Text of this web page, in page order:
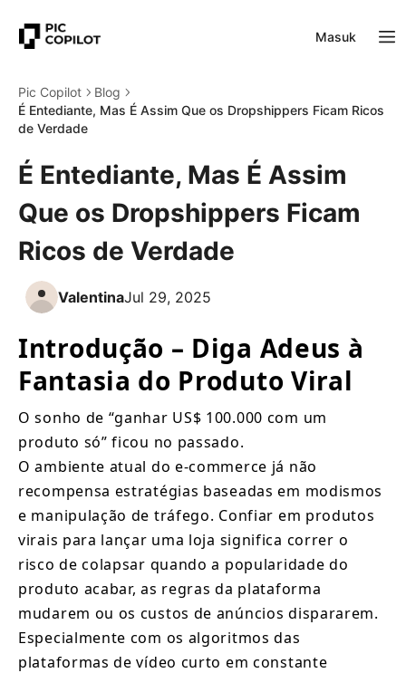
Masuk
Pic Copilot
Blog
É Entediante, Mas É Assim Que os Dropshippers Ficam Ricos
de Verdade
É Entediante, Mas É Assim
Que os Dropshippers Ficam
Ricos de Verdade
ValentinaJul 29, 2025
Introdução – Diga Adeus à
Fantasia do Produto Viral
O sonho de “ganhar US$ 100.000 com um
produto só” ficou no passado.
O ambiente atual do e-commerce já não
recompensa estratégias baseadas em modismos
e manipulação de tráfego. Confiar em produtos
virais para lançar uma loja significa correr o
risco de colapsar quando a popularidade do
produto acabar, as regras da plataforma
mudarem ou os custos de anúncios dispararem.
Especialmente com os algoritmos das
plataformas de vídeo curto em constante